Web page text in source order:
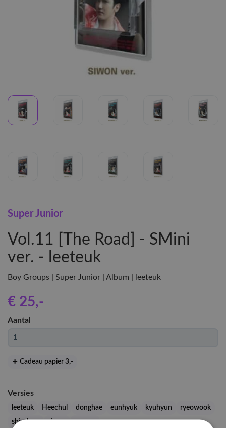
Super Junior
Vol.11 [The Road] - SMini
ver. - leeteuk
Boy Groups | Super Junior | Album | leeteuk
€ 25,-
Aantal
Cadeau papier 3,-
Versies
leeteuk Heechul donghae eunhyuk kyuhyun
ryeowook
shindong
siwon yesung